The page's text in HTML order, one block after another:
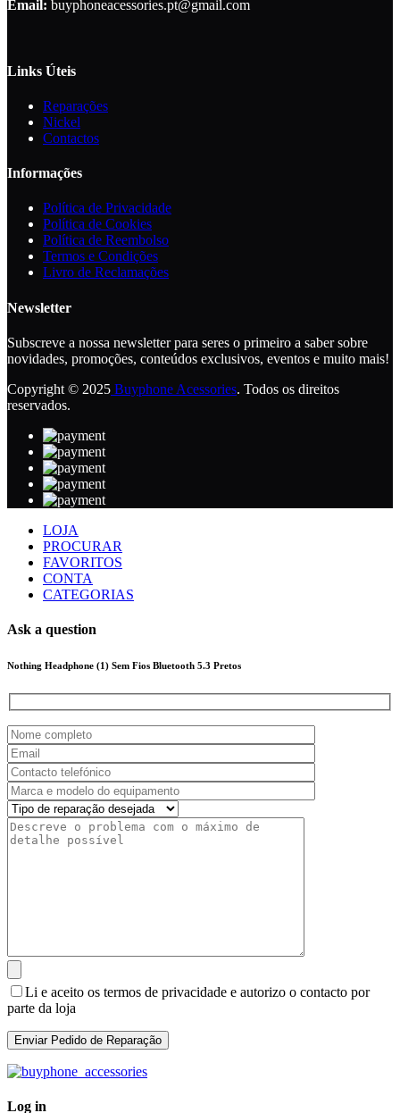
Email: buyphoneacessories.pt@gmail.com
Links Úteis
Reparações
Nickel
Contactos
Informações
Política de Privacidade
Política de Cookies
Política de Reembolso
Termos e Condições
Livro de Reclamações
Newsletter
Subscreve a nossa newsletter para seres o primeiro a saber sobre
novidades, promoções, conteúdos exclusivos, eventos e muito mais!
Copyright © 2025 Buyphone Acessories. Todos os direitos
reservados.
LOJA
PROCURAR
FAVORITOS
CONTA
CATEGORIAS
Ask a question
Nothing Headphone (1) Sem Fios Bluetooth 5.3 Pretos
Li e aceito os termos de privacidade e autorizo o contacto por
parte da loja
Log in